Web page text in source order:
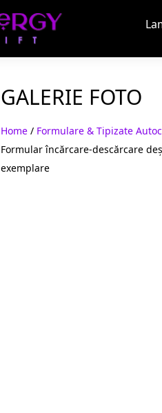
GALERIE FOTO
Home / Formulare & Tipizate
Formular încărcare-descărcare
exemplare